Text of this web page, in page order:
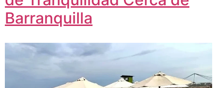
Barranquilla